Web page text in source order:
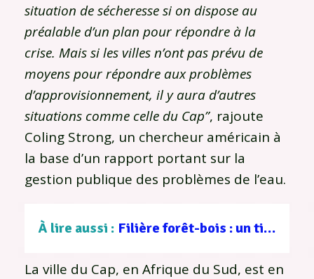
situation de sécheresse si on dispose au
préalable d’un plan pour répondre à la
crise. Mais si les villes n’ont pas prévu de
moyens pour répondre aux problèmes
d’approvisionnement, il y aura d’autres
situations comme celle du Cap”, rajoute
Coling Strong, un chercheur américain à
la base d’un rapport portant sur la
gestion publique des problèmes de l’eau.
À lire aussi : Filière forêt-bois : un tissu d’entreprises au service d’une gestion durable
La ville du Cap, en Afrique du Sud, est en